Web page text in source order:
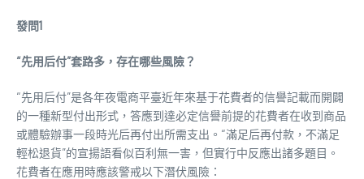
發問1
“先用后付”套路多，存在哪些風險？
“先用后付”是各年夜電商平臺近年來基于花費者的信譽記載而開闢
的一種新型付出形式，答應到達必定信譽前提的花費者在收到商品
或體驗辦事一段時光后再付出所需支出。“滿足后再付款，不滿足
輕松退貨”的宣揚語看似百利無一害，但實行中反應出諸多題目。
花費者在應用時應該警戒以下潛伏風險：